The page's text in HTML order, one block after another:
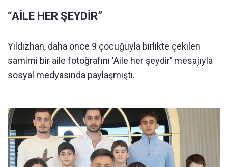
“AİLE HER ŞEYDİR”
Yıldızhan, daha önce 9 çocuğuyla birlikte çekilen
samimi bir aile fotoğrafını 'Aile her şeydir' mesajıyla
sosyal medyasında paylaşmıştı.